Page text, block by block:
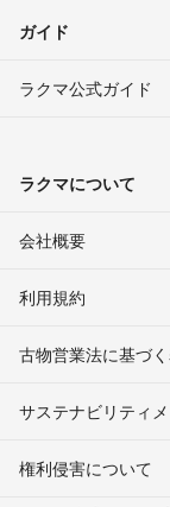
ガイド
ラクマ公式ガイド
ラクマについて
会社概要
利用規約
古物営業法に基づ
サステナビリティ
権利侵害について